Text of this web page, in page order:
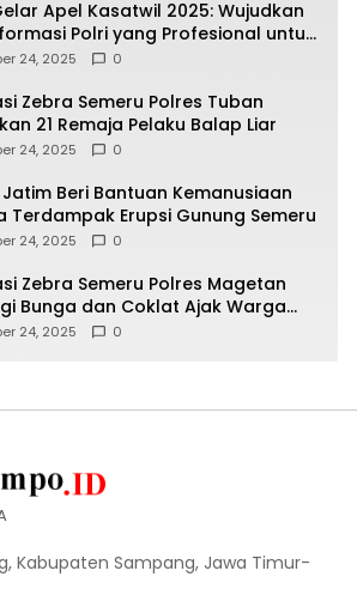
Apel Kasatwil 2025: Wujudkan
Polri yang Profesional untuk
24, 2025 0
Zebra Semeru Polres Tuban
21 Remaja Pelaku Balap Liar
24, 2025 0
Beri Bantuan Kemanusiaan
Terdampak Erupsi Gunung Semeru
24, 2025 0
Zebra Semeru Polres Magetan
Bunga dan Coklat Ajak Warga
24, 2025 0
Kabupaten Sampang, Jawa Timur-